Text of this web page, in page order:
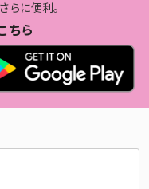
らに便利。
ちら